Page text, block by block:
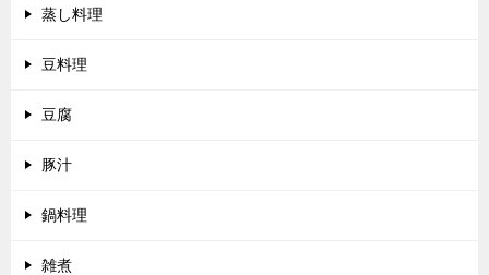
蒸し料理
豆料理
豆腐
豚汁
鍋料理
雑煮